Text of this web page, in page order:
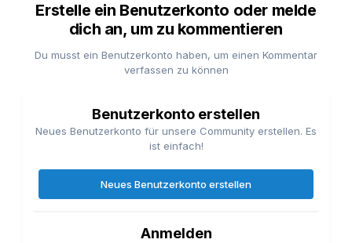
Erstelle ein Benutzerkonto oder melde
dich an, um zu kommentieren
Du musst ein Benutzerkonto haben, um einen Kommentar
verfassen zu können
Benutzerkonto erstellen
Neues Benutzerkonto für unsere Community erstellen. Es
ist einfach!
Neues Benutzerkonto erstellen
Anmelden